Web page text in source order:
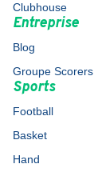
Clubhouse
Entreprise
Blog
Groupe Scorers
Sports
Football
Basket
Hand